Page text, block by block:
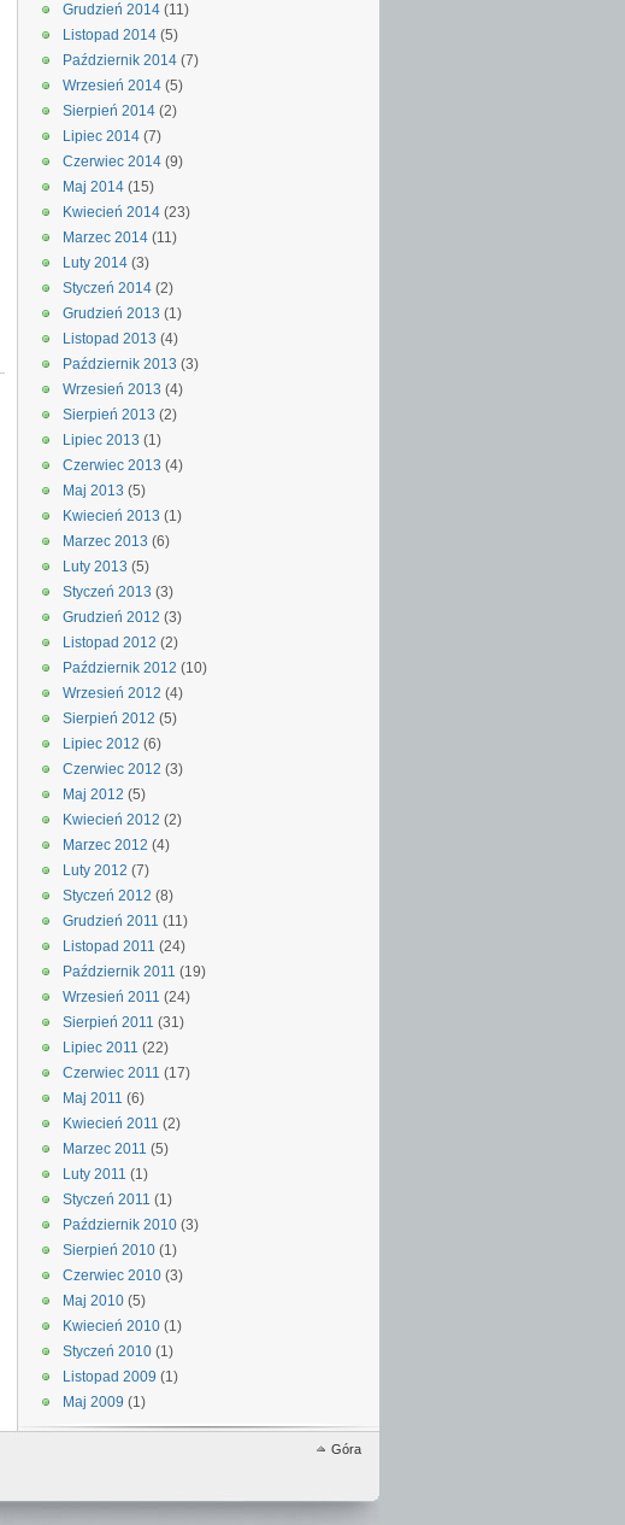
Grudzień 2014 (11)
Listopad 2014 (5)
Październik 2014 (7)
Wrzesień 2014 (5)
Sierpień 2014 (2)
Lipiec 2014 (7)
Czerwiec 2014 (9)
Maj 2014 (15)
Kwiecień 2014 (23)
Marzec 2014 (11)
Luty 2014 (3)
Styczeń 2014 (2)
Grudzień 2013 (1)
Listopad 2013 (4)
Październik 2013 (3)
Wrzesień 2013 (4)
Sierpień 2013 (2)
Lipiec 2013 (1)
Czerwiec 2013 (4)
Maj 2013 (5)
Kwiecień 2013 (1)
Marzec 2013 (6)
Luty 2013 (5)
Styczeń 2013 (3)
Grudzień 2012 (3)
Listopad 2012 (2)
Październik 2012 (10)
Wrzesień 2012 (4)
Sierpień 2012 (5)
Lipiec 2012 (6)
Czerwiec 2012 (3)
Maj 2012 (5)
Kwiecień 2012 (2)
Marzec 2012 (4)
Luty 2012 (7)
Styczeń 2012 (8)
Grudzień 2011 (11)
Listopad 2011 (24)
Październik 2011 (19)
Wrzesień 2011 (24)
Sierpień 2011 (31)
Lipiec 2011 (22)
Czerwiec 2011 (17)
Maj 2011 (6)
Kwiecień 2011 (2)
Marzec 2011 (5)
Luty 2011 (1)
Styczeń 2011 (1)
Październik 2010 (3)
Sierpień 2010 (1)
Czerwiec 2010 (3)
Maj 2010 (5)
Kwiecień 2010 (1)
Styczeń 2010 (1)
Listopad 2009 (1)
Maj 2009 (1)
Góra